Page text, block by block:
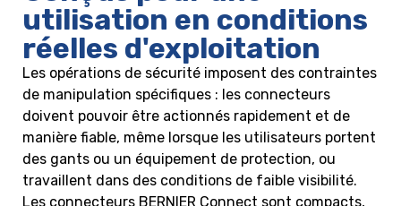
utilisation en conditions
réelles d'exploitation
Les opérations de sécurité imposent des contraintes
de manipulation spécifiques : les connecteurs
doivent pouvoir être actionnés rapidement et de
manière fiable, même lorsque les utilisateurs portent
des gants ou un équipement de protection, ou
travaillent dans des conditions de faible visibilité.
Les connecteurs BERNIER Connect sont compacts,